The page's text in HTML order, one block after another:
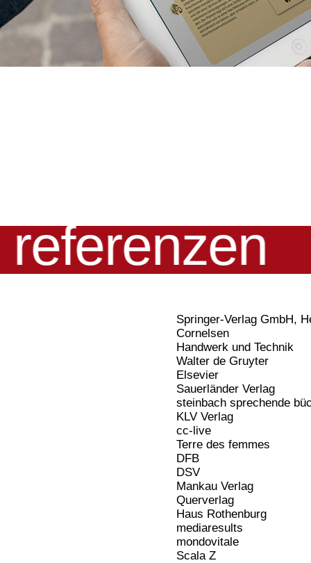
referenzen
Springer-Verlag GmbH,
Cornelsen
Handwerk und Technik
Walter de Gruyter
Elsevier
Sauerländer Verlag
steinbach sprechende
KLV Verlag
cc-live
Terre des femmes
DFB
DSV
Mankau Verlag
Querverlag
Haus Rothenburg
mediaresults
mondovitale
Scala Z